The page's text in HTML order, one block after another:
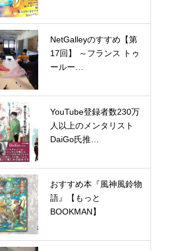
NetGalleyのすすめ【第
17回】 ～フランス トゥ
ールー…
YouTube登録者数230万
人以上のメンタリスト
DaiGo氏推…
おすすめ本『風神風鈴物
語』【もっと
BOOKMAN】